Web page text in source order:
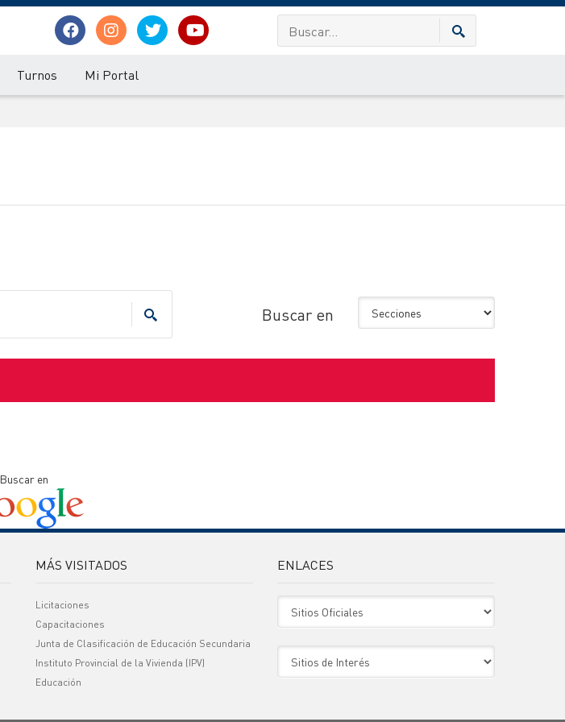
Turnos Mi Portal
Buscar en
Buscar en
MÁS VISITADOS
Licitaciones
Capacitaciones
Junta de Clasificación de Educación Secundaria
Instituto Provincial de la Vivienda (IPV)
Educación
ENLACES